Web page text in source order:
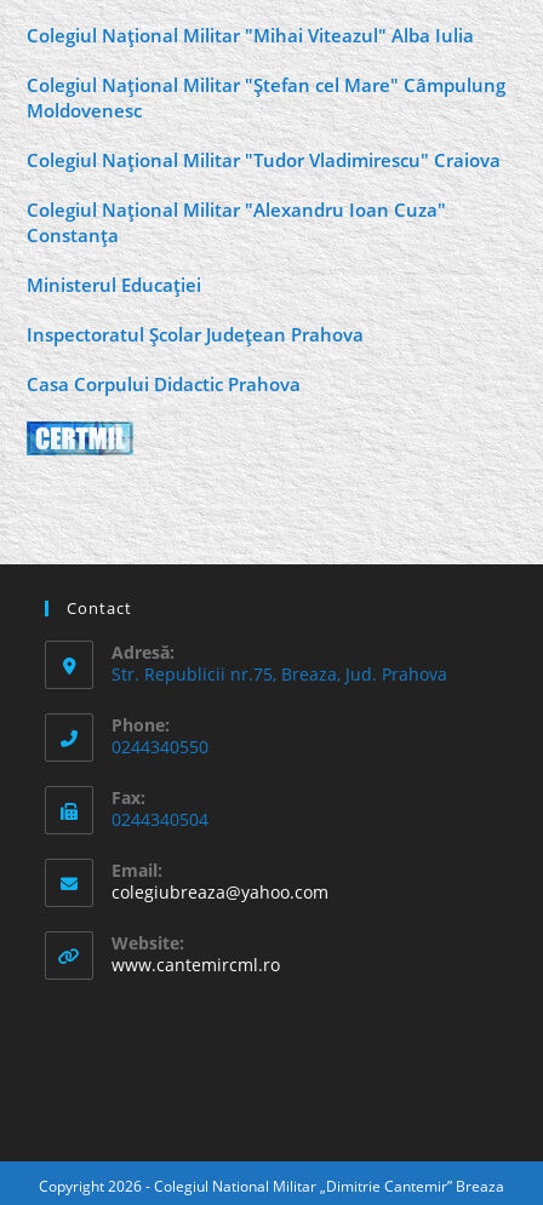
Colegiul Naţional Militar "Mihai Viteazul" Alba Iulia
Colegiul Naţional Militar "Ştefan cel Mare" Câmpulung
Moldovenesc
Colegiul Naţional Militar "Tudor Vladimirescu" Craiova
Colegiul Naţional Militar "Alexandru Ioan Cuza"
Constanţa
Ministerul Educaţiei
Inspectoratul Şcolar Judeţean Prahova
Casa Corpului Didactic Prahova
Contact
Adresă:
Str. Republicii nr.75, Breaza, Jud. Prahova
Phone:
0244340550
Fax:
0244340504
Email:
colegiubreaza@yahoo.com
Website:
www.cantemircml.ro
Copyright 2026 - Colegiul National Militar „Dimitrie Cantemir” Breaza